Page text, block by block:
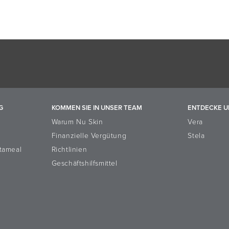
KOMMEN SIE IN UNSER TEAM
Warum Nu Skin
Finanzielle Vergütung
Richtlinien
Geschäftshilfsmittel
ENTDECKE
Vera
Stela